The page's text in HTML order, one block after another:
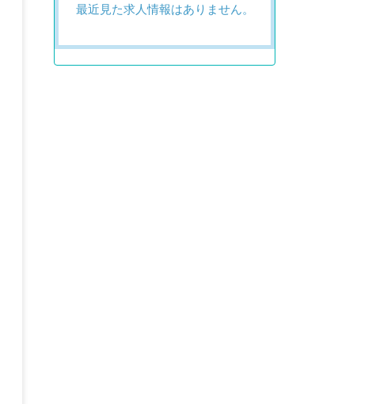
最近見た求人情報はありません。